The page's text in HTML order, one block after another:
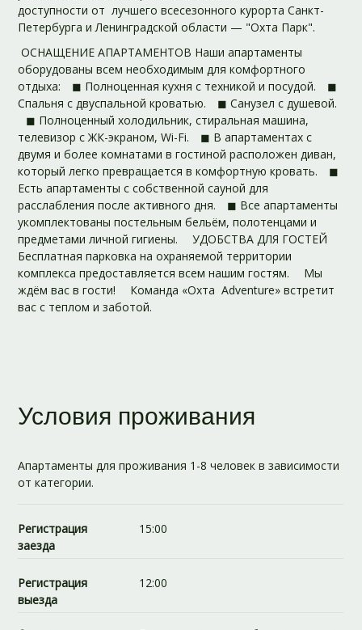
доступности от лучшего всесезонного курорта Санкт-
Петербурга и Ленинградской области — "Охта Парк".
ОСНАЩЕНИЕ АПАРТАМЕНТОВ Наши апартаменты
оборудованы всем необходимым для комфортного
отдыха: ⠀◼ Полноценная кухня с техникой и посудой. ⠀◼
Спальня с двуспальной кроватью. ⠀◼ Санузел с душевой.
⠀◼ Полноценный холодильник, стиральная машина,
телевизор с ЖК-экраном, Wi-Fi. ⠀◼ В апартаментах с
двумя и более комнатами в гостиной расположен диван,
который легко превращается в комфортную кровать. ⠀◼
Есть апартаменты с собственной сауной для
расслабления после активного дня. ⠀◼ Все апартаменты
укомплектованы постельным бельём, полотенцами и
предметами личной гигиены. ⠀ УДОБСТВА ДЛЯ ГОСТЕЙ
Бесплатная парковка на охраняемой территории
комплекса предоставляется всем нашим гостям. ⠀ Мы
ждём вас в гости! ⠀ Команда «Охта Adventure» встретит
вас с теплом и заботой.
Условия проживания
Апартаменты для проживания 1-8 человек в зависимости
от категории.
Регистрация
заезда
15:00
Регистрация
выезда
12:00